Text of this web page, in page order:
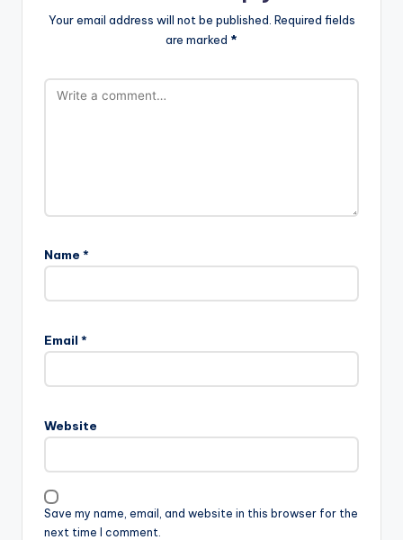
Leave a Reply
are marked*
Name*
Email*
Website